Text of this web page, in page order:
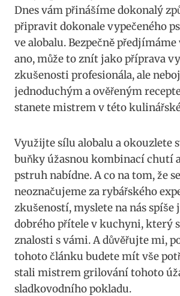
Dnes​ vám přinášíme dokonalý
připravit dokonale ⁤vypečeného
ve alobalu. Bezpečně
ano, může to znít jako příprava
zkušenosti profesionála, ale
jednoduchým ​a⁤ ověřeným
stanete mistrem​ v této
Využijte⁤ sílu alobalu a ⁤okouzlete
buňky ⁣úžasnou⁤ kombinací ⁣chutí
⁢pstruh nabídne. A co na tom, ‌že‍ se
neoznačujeme za rybářského​
zkušeností, myslete na ⁣nás spíše
⁤dobrého přítele v kuchyni, který
znalosti s vámi.‍ A ​důvěřujte mi,
tohoto⁣ článku ‌budete mít ‌vše
⁣stali mistrem ⁣grilování tohoto​
sladkovodního pokladu.